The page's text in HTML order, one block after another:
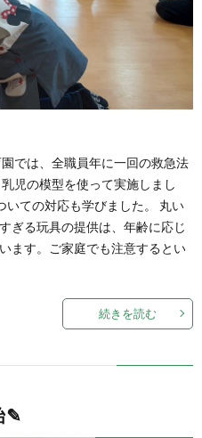
では、全職員年に一回の救急法
児の模型を使って実施しまし
ての対応も学びました。 丸い
ぎる玩具の提供は、年齢に応じ
ます。ご家庭でも注意するとい
続きを読む
✎